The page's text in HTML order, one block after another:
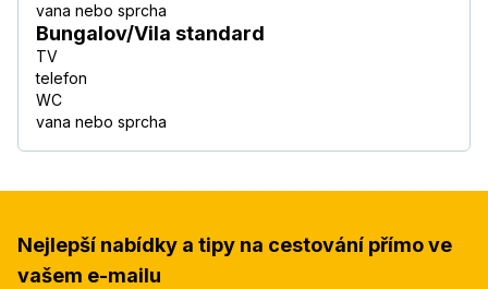
vana nebo sprcha
Bungalov/Vila standard
TV
telefon
WC
vana nebo sprcha
Nejlepší nabídky a tipy na cestování přímo ve
vašem e-mailu